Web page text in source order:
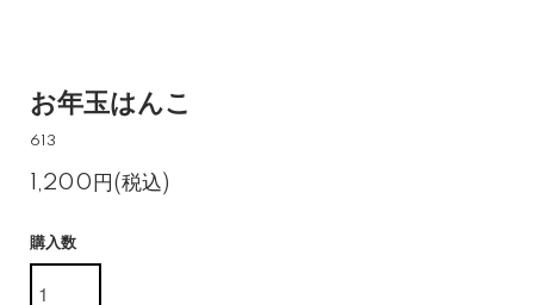
お年玉はんこ
613
1,200円(税込)
購入数